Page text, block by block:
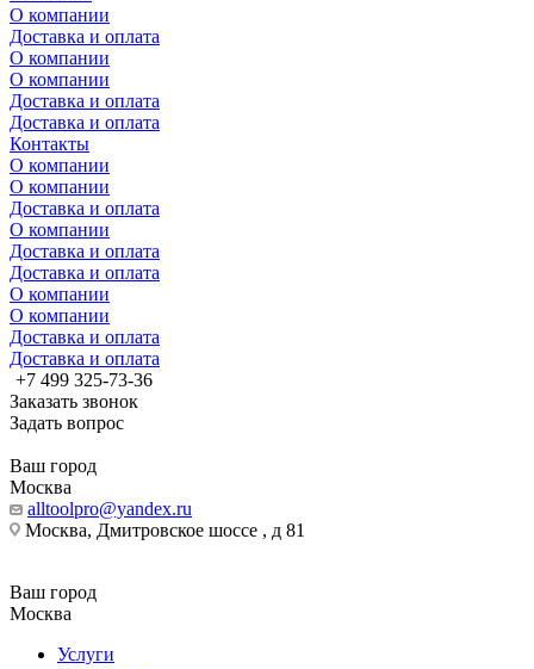
О компании
Доставка и оплата
О компании
О компании
Доставка и оплата
Доставка и оплата
Контакты
О компании
О компании
Доставка и оплата
О компании
Доставка и оплата
Доставка и оплата
О компании
О компании
Доставка и оплата
Доставка и оплата
+7 499 325-73-36
Заказать звонок
Задать вопрос
Ваш город
Москва
alltoolpro@yandex.ru
Москва, Дмитровское шоссе , д 81
Ваш город
Москва
Услуги